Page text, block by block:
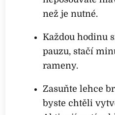
než je nutné.
Každou hodinu
pauzu, stačí
rameny.
Zasuňte lehce
byste chtěli